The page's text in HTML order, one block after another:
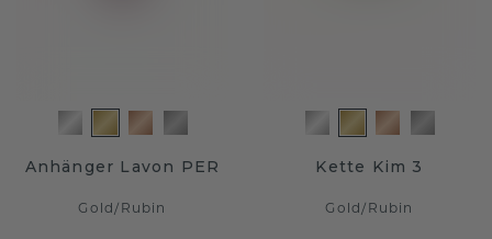
Anhänger Lavon PER
Gold/ Rubin
Kette Kim 3
Gold/ Rubin